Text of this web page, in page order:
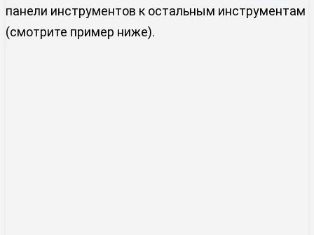
панели инструментов к остальным инструментам
(смотрите пример ниже).